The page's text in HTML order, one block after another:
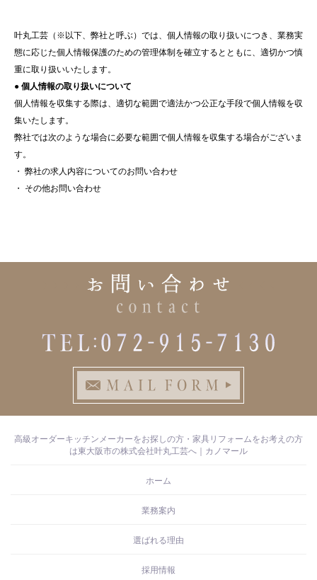
叶丸工芸（※以下、弊社と呼ぶ）では、個人情報の取り扱いにつき、業務実
態に応じた個人情報保護のための管理体制を確立するとともに、適切かつ慎
重に取り扱いいたします。
● 個人情報の取り扱いについて
個人情報を収集する際は、適切な範囲で適法かつ公正な手段で個人情報を収
集いたします。
弊社では次のような場合に必要な範囲で個人情報を収集する場合がございま
す。
・ 弊社の求人内容についてのお問い合わせ
・ その他お問い合わせ
高級オーダーキッチンメーカーをお探しの方・家具リフォームをお考えの方
は東大阪市の株式会社叶丸工芸へ｜カノマール
ホーム
業務案内
選ばれる理由
採用情報